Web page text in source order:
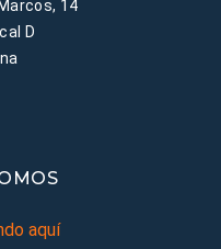
14
D
aquí